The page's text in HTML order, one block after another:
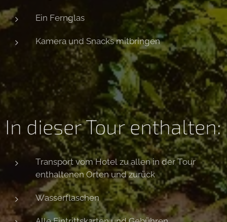
Ein Fernglas
Kamera und Snacks mitbringen
In dieser Tour enthalten:
Transport vom Hotel zu allen in der Tour
enthaltenen Orten und zurück
Wasserflaschen